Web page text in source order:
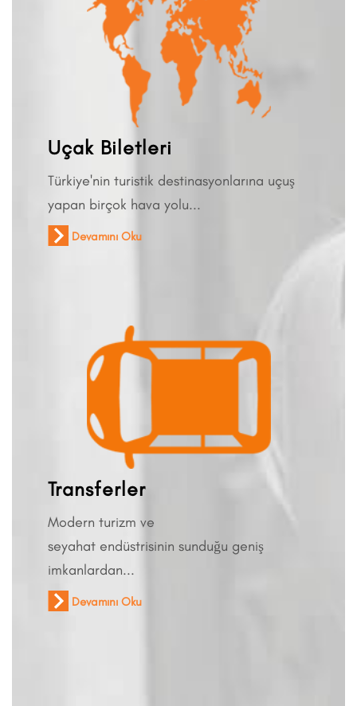
Uçak Biletleri
Türkiye'nin turistik destinasyonlarına uçuş
yapan birçok hava yolu...
Devamını Oku
Transferler
Modern turizm ve
seyahat endüstrisinin sunduğu geniş
imkanlardan...
Devamını Oku